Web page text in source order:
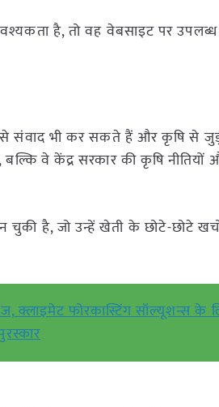
है, तो वह वेबसाइट पर
से संवाद भी कर सकते हैं और कृषि से
वे केंद्र सरकार की कृषि
चुकी है, जो उन्हें खेती के छोटे-छोटे
क्लाइमेट फोरकास्टिंग सॉल्यूशन्स के